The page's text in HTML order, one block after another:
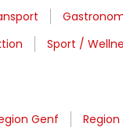
Sport /
Genf